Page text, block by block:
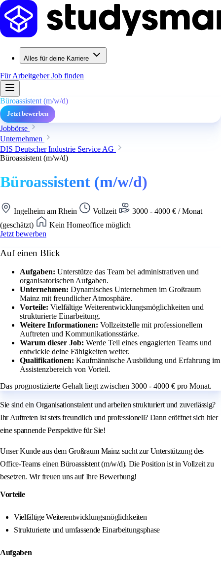
Alles für deine Karriere
Für ArbeitgeberJob finden
Büroassistent (m/w/d)
Jetzt bewerben
Jobbörse
Unternehmen
DIS Deutscher Industrie Service AG
Büroassistent (m/w/d)
Büroassistent (m/w/d)
Ingelheim am Rhein Vollzeit
3000 - 4000 € / Monat
(geschätzt)
Kein Homeoffice möglich
Jetzt bewerben
Auf einen Blick
Aufgaben: Unterstütze das Team bei administrativen und
organisatorischen Aufgaben.
Unternehmen: Dynamisches Unternehmen im Großraum
Mainz mit freundlicher Atmosphäre.
Vorteile: Vielfältige Weiterentwicklungsmöglichkeiten und
strukturierte Einarbeitung.
Weitere Informationen: Vollzeitstelle mit professionellem
Auftreten und Kommunikationsstärke.
Warum dieser Job: Werde Teil eines engagierten Teams und
entwickle deine Fähigkeiten weiter.
Qualifikationen: Kaufmännische Ausbildung und Erfahrung im
Assistenzbereich von Vorteil.
Das prognostizierte Gehalt liegt zwischen 3000 - 4000 € pro Monat.
Sie sind ein Organisationstalent und arbeiten strukturiert und zuverlässig?
Ihr Auftreten ist stets freundlich und professionell? Dann eröffnet sich hier
eine spannende Perspektive für Sie!
Unser Kunde aus dem Großraum Mainz sucht zur Unterstützung des
Office-Teams einen Büroassistent (m/w/d). Die Position ist in Vollzeit zu
besetzen. Wir freuen uns auf Ihre Bewerbung!
Vorteile
Vielfältige Weiterentwicklungsmöglichkeiten
Strukturierte und umfassende Einarbeitungsphase
Aufgaben